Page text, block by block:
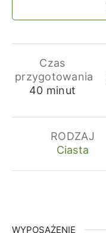
Czas
przygotowania
40minuty
minut
RODZAJ
Ciasta
WYPOSAŻENIE